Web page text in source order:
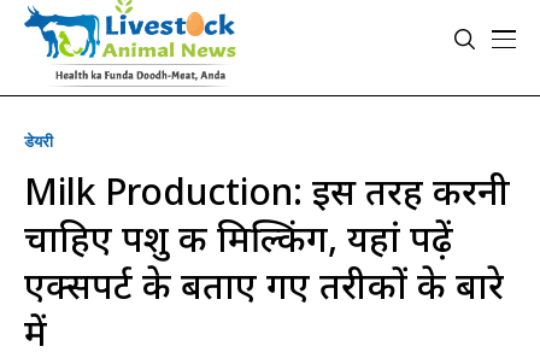
डेयरी
Milk Production: इस तरह करनी
चाहिए पशु की मिल्किंग, यहां पढ़ें
एक्सपर्ट के बताए गए तरीकों के बारे
में